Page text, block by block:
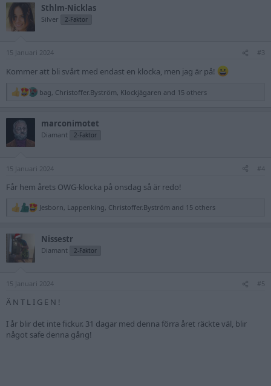
c
i
o
s
Sthlm-Nicklas
Silver 2-Faktor
15 Januari 2024 #3
Kommer att bli svårt med endast en klocka, men jag är på!
R
i
o
s
bag, Christoffer.Byström, Klockjägaren and 15 others
marconimotet
Diamant 2-Faktor
15 Januari 2024 #4
Får hem årets OWG-klocka på onsdag så är redo!
R
i
o
s
Jesborn, Lappenking, Christoffer.Byström and 15 others
Nissestr
Diamant 2-Faktor
15 Januari 2024 #5
Ä N T L I G E N !
I år blir det inte fickur. 31 dagar med denna förra året räckte väl, blir
något safe denna gång!